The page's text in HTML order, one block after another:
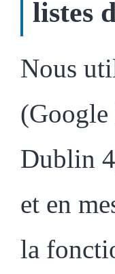
listes
Nous
Dublin
et en
la